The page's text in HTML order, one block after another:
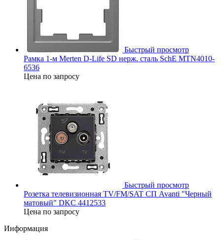
Быстрый просмотр
Рамка 1-м Merten D-Life SD нерж. сталь SchE MTN4010-
6536
Цена по запросу
Быстрый просмотр
Розетка телевизионная TV/FM/SAT СП Avanti "Черный
матовый" DKC 4412533
Цена по запросу
Информация